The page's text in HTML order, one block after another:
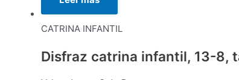
CATRINA INFANTIL
Disfraz catrina infantil, 13-8,